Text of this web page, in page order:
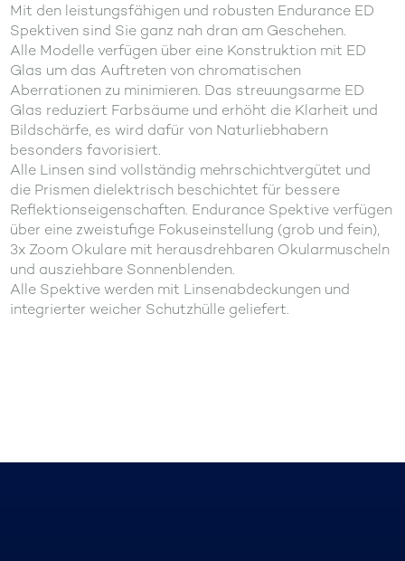
Mit den leistungsfähigen und robusten Endurance ED
Spektiven sind Sie ganz nah dran am Geschehen.
Alle Modelle verfügen über eine Konstruktion mit ED
Glas um das Auftreten von chromatischen
Aberrationen zu minimieren. Das streuungsarme ED
Glas reduziert Farbsäume und erhöht die Klarheit und
Bildschärfe, es wird dafür von Naturliebhabern
besonders favorisiert.
Alle Linsen sind vollständig mehrschichtvergütet und
die Prismen dielektrisch beschichtet für bessere
Reflektionseigenschaften. Endurance Spektive verfügen
über eine zweistufige Fokuseinstellung (grob und fein),
3x Zoom Okulare mit herausdrehbaren Okularmuscheln
und ausziehbare Sonnenblenden.
Alle Spektive werden mit Linsenabdeckungen und
integrierter weicher Schutzhülle geliefert.